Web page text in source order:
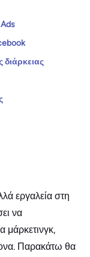
εργαλεία στη
να
μάρκετινγκ,
Παρακάτω θα